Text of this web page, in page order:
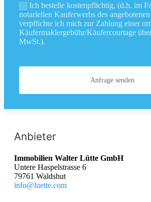
Ich bestelle kostenpflichtig, (d.h. im
notariellen Kauferwerbs des
verpflichte ich mich zur Zahlung einer
Käufermaklergebühr/Käufercourtage
MwSt.).
Anfrage senden
Anbieter
Immobilien Walter Lütte GmbH
Untere Haspelstrasse 6
79761 Waldshut
info@luette.com